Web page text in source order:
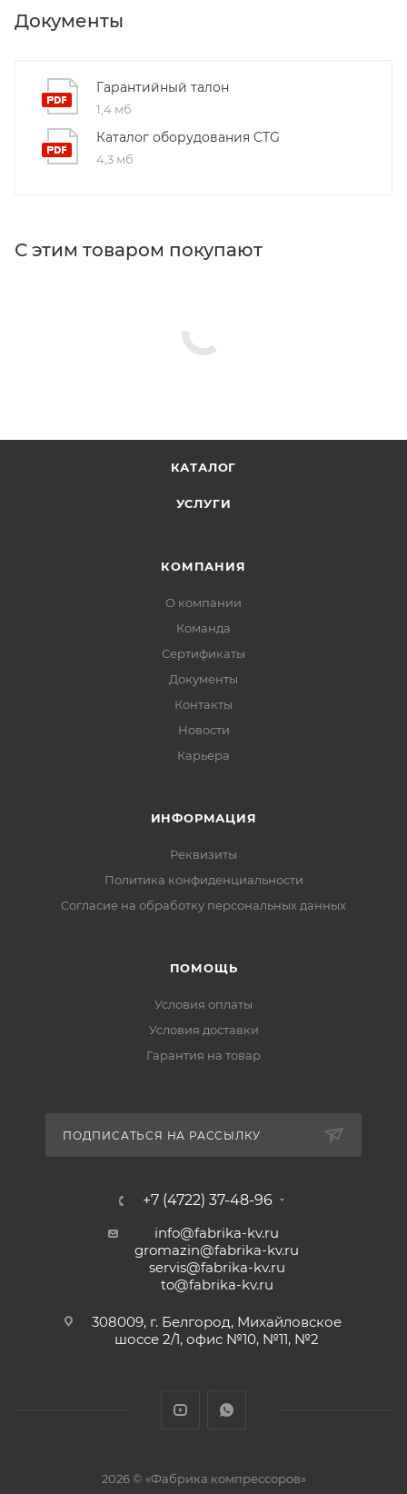
Документы
Гарантийный талон
1,4 мб
Каталог оборудования CTG
4,3 мб
С этим товаром покупают
КАТАЛОГ
УСЛУГИ
КОМПАНИЯ
О компании
Команда
Сертификаты
Документы
Контакты
Новости
Карьера
ИНФОРМАЦИЯ
Реквизиты
Политика конфиденциальности
Cогласие на обработку персональных данных
ПОМОЩЬ
Условия оплаты
Условия доставки
Гарантия на товар
ПОДПИСАТЬСЯ НА РАССЫЛКУ
+7 (4722) 37-48-96
info@fabrika-kv.ru
gromazin@fabrika-kv.ru
servis@fabrika-kv.ru
to@fabrika-kv.ru
308009, г. Белгород, Михайловское
шоссе 2/1, офис №10, №11, №2
2026 © «Фабрика компрессоров»